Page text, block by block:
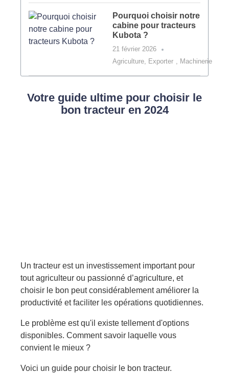
Pourquoi choisir notre
cabine pour tracteurs
Kubota ?
21 février 2026
Agriculture, Exporter , Machinerie
Votre guide ultime pour choisir le
bon tracteur en 2024
Un tracteur est un investissement important pour
tout agriculteur ou passionné d’agriculture, et
choisir le bon peut considérablement améliorer la
productivité et faciliter les opérations quotidiennes.
Le problème est qu'il existe tellement d'options
disponibles. Comment savoir laquelle vous
convient le mieux ?
Voici un guide pour choisir le bon tracteur.